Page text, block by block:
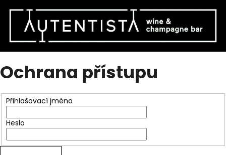
Ochrana přístupu
Přihlašovací jméno
Heslo